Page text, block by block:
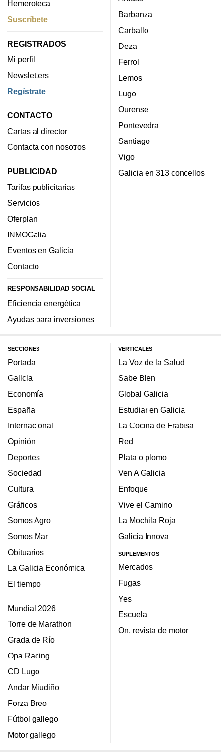
Hemeroteca
Suscríbete
REGISTRADOS
Mi perfil
Newsletters
Regístrate
CONTACTO
Cartas al director
Contacta con nosotros
PUBLICIDAD
Tarifas publicitarias
Servicios
Oferplan
INMOGalia
Eventos en Galicia
Contacto
RESPONSABILIDAD SOCIAL
Eficiencia energética
Ayudas para inversiones
Barbanza
Carballo
Deza
Ferrol
Lemos
Lugo
Ourense
Pontevedra
Santiago
Vigo
Galicia en 313 concellos
SECCIONES
Portada
Galicia
Economía
España
Internacional
Opinión
Deportes
Sociedad
Cultura
Gráficos
Somos Agro
Somos Mar
Obituarios
La Galicia Económica
El tiempo
Mundial 2026
Torre de Marathon
Grada de Río
Opa Racing
CD Lugo
Andar Miudiño
Forza Breo
Fútbol gallego
Motor gallego
VERTICALES
La Voz de la Salud
Sabe Bien
Global Galicia
Estudiar en Galicia
La Cocina de Frabisa
Red
Plata o plomo
Ven A Galicia
Enfoque
Vive el Camino
La Mochila Roja
Galicia Innova
SUPLEMENTOS
Mercados
Fugas
Yes
Escuela
On, revista de motor